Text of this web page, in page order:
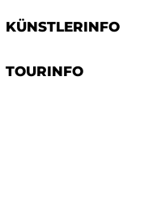
KÜNSTLERINFO
TOURINFO